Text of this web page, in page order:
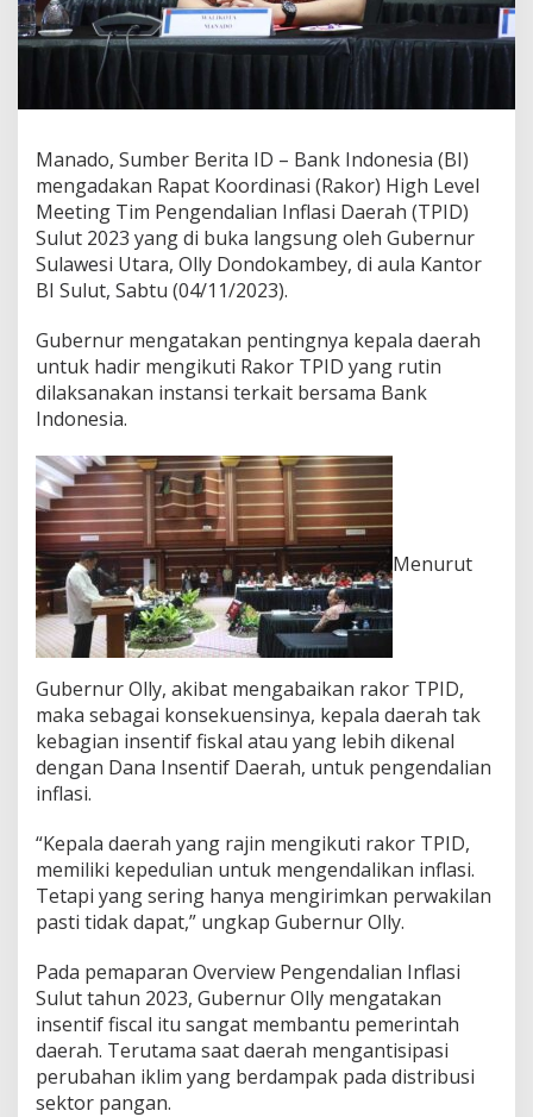
a
k
o
h
L
e
v
e
l
M
e
t
i
n
i
m
P
e
n
g
e
n
d
a
i
a
n
I
a
s
i
D
a
r
a
h
(
T
P
Manado, Sumber Berita ID – Bank Indonesia (BI)
mengadakan Rapat Koordinasi (Rakor) High Level
Meeting Tim Pengendalian Inflasi Daerah (TPID)
Sulut 2023 yang di buka langsung oleh Gubernur
Sulawesi Utara, Olly Dondokambey, di aula Kantor
BI Sulut, Sabtu (04/11/2023).
Gubernur mengatakan pentingnya kepala daerah
untuk hadir mengikuti Rakor TPID yang rutin
dilaksanakan instansi terkait bersama Bank
Indonesia.
Menurut
Gubernur Olly, akibat mengabaikan rakor TPID,
maka sebagai konsekuensinya, kepala daerah tak
kebagian insentif fiskal atau yang lebih dikenal
dengan Dana Insentif Daerah, untuk pengendalian
inflasi.
“Kepala daerah yang rajin mengikuti rakor TPID,
memiliki kepedulian untuk mengendalikan inflasi.
Tetapi yang sering hanya mengirimkan perwakilan
pasti tidak dapat,” ungkap Gubernur Olly.
Pada pemaparan Overview Pengendalian Inflasi
Sulut tahun 2023, Gubernur Olly mengatakan
insentif fiscal itu sangat membantu pemerintah
daerah. Terutama saat daerah mengantisipasi
perubahan iklim yang berdampak pada distribusi
sektor pangan.